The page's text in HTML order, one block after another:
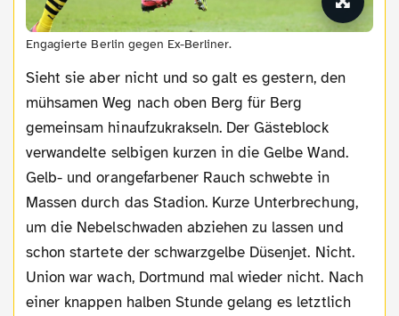
Engagierte Berlin gegen Ex-Berliner.
Sieht sie aber nicht und so galt es gestern, den
mühsamen Weg nach oben Berg für Berg
gemeinsam hinaufzukrakseln. Der Gästeblock
verwandelte selbigen kurzen in die Gelbe Wand.
Gelb- und orangefarbener Rauch schwebte in
Massen durch das Stadion. Kurze Unterbrechung,
um die Nebelschwaden abziehen zu lassen und
schon startete der schwarzgelbe Düsenjet. Nicht.
Union war wach, Dortmund mal wieder nicht. Nach
einer knappen halben Stunde gelang es letztlich